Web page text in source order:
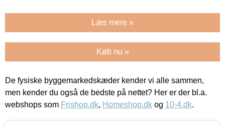
Læs mere »
Køb nu »
De fysiske byggemarkedskæder kender vi alle sammen,
men kender du også de bedste på nettet? Her er der bl.a.
webshops som Frishop.dk, Homeshop.dk og 10-4.dk.